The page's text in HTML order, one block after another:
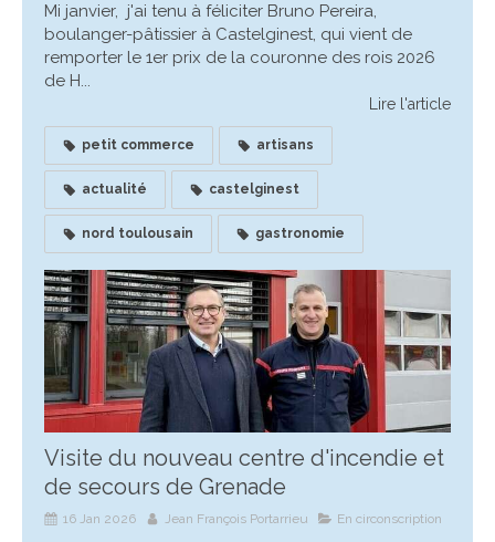
Mi janvier, j'ai tenu à féliciter Bruno Pereira,
boulanger-pâtissier à Castelginest, qui vient de
remporter le 1er prix de la couronne des rois 2026
de H...
Lire l'article
petit commerce artisans
actualité castelginest
nord toulousain gastronomie
Visite du nouveau centre d'incendie et
de secours de Grenade
16 Jan 2026 Jean François Portarrieu En circonscription